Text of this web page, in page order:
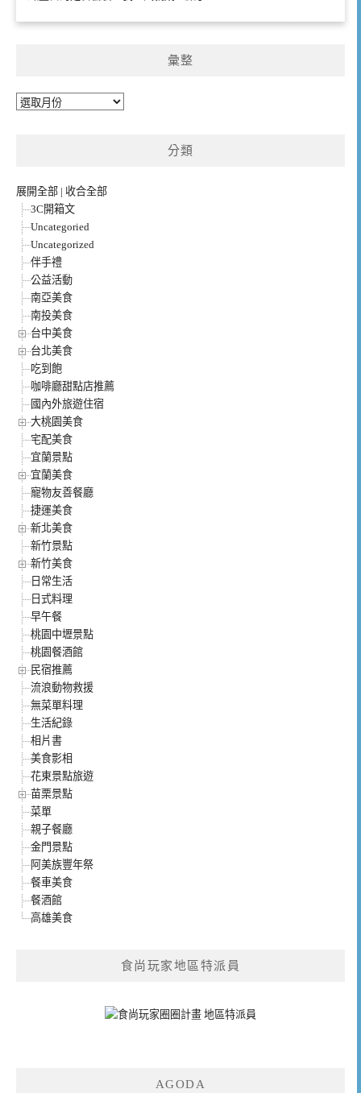
彙整
彙
分類
展開全部 | 收合全部
3C開箱文
Uncategoried
Uncategorized
伴手禮
公益活動
南亞美食
南投美食
台中美食
台北美食
吃到飽
咖啡廳甜點店推薦
國內外旅遊住宿
大桃園美食
宅配美食
宜蘭景點
宜蘭美食
寵物友善餐廳
捷運美食
新北美食
新竹景點
新竹美食
日常生活
日式料理
早午餐
桃園中壢景點
桃園餐酒館
民宿推薦
流浪動物救援
無菜單料理
生活紀錄
相片書
美食影相
花東景點旅遊
苗栗景點
菜單
親子餐廳
金門景點
阿美族豐年祭
餐車美食
餐酒館
高雄美食
食尚玩家地區特派員
AGODA